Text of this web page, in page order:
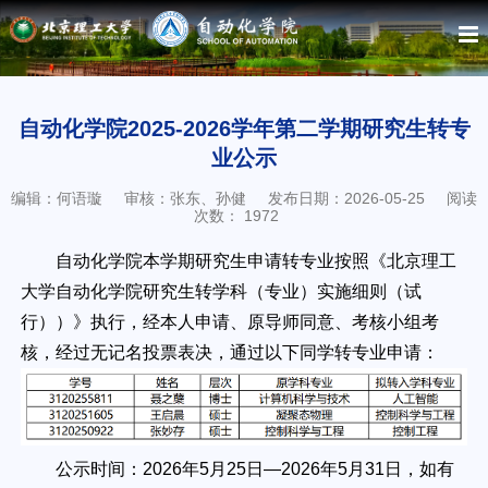
自动化学院2025-2026学年第二学期研究生转专
业公示
编辑：何语璇 审核：张东、孙健 发布日期：2026-05-25
阅读
次数： 1972
自动化学院本学期研究生申请转专业按照《北京理工
大学自动化学院研究生转学科（专业）实施细则（试
行））》执行，经本人申请、原导师同意、考核小组考
核，经过无记名投票表决，通过以下同学转专业申请：
公示时间：2026年5月25日—2026年5月31日，如有